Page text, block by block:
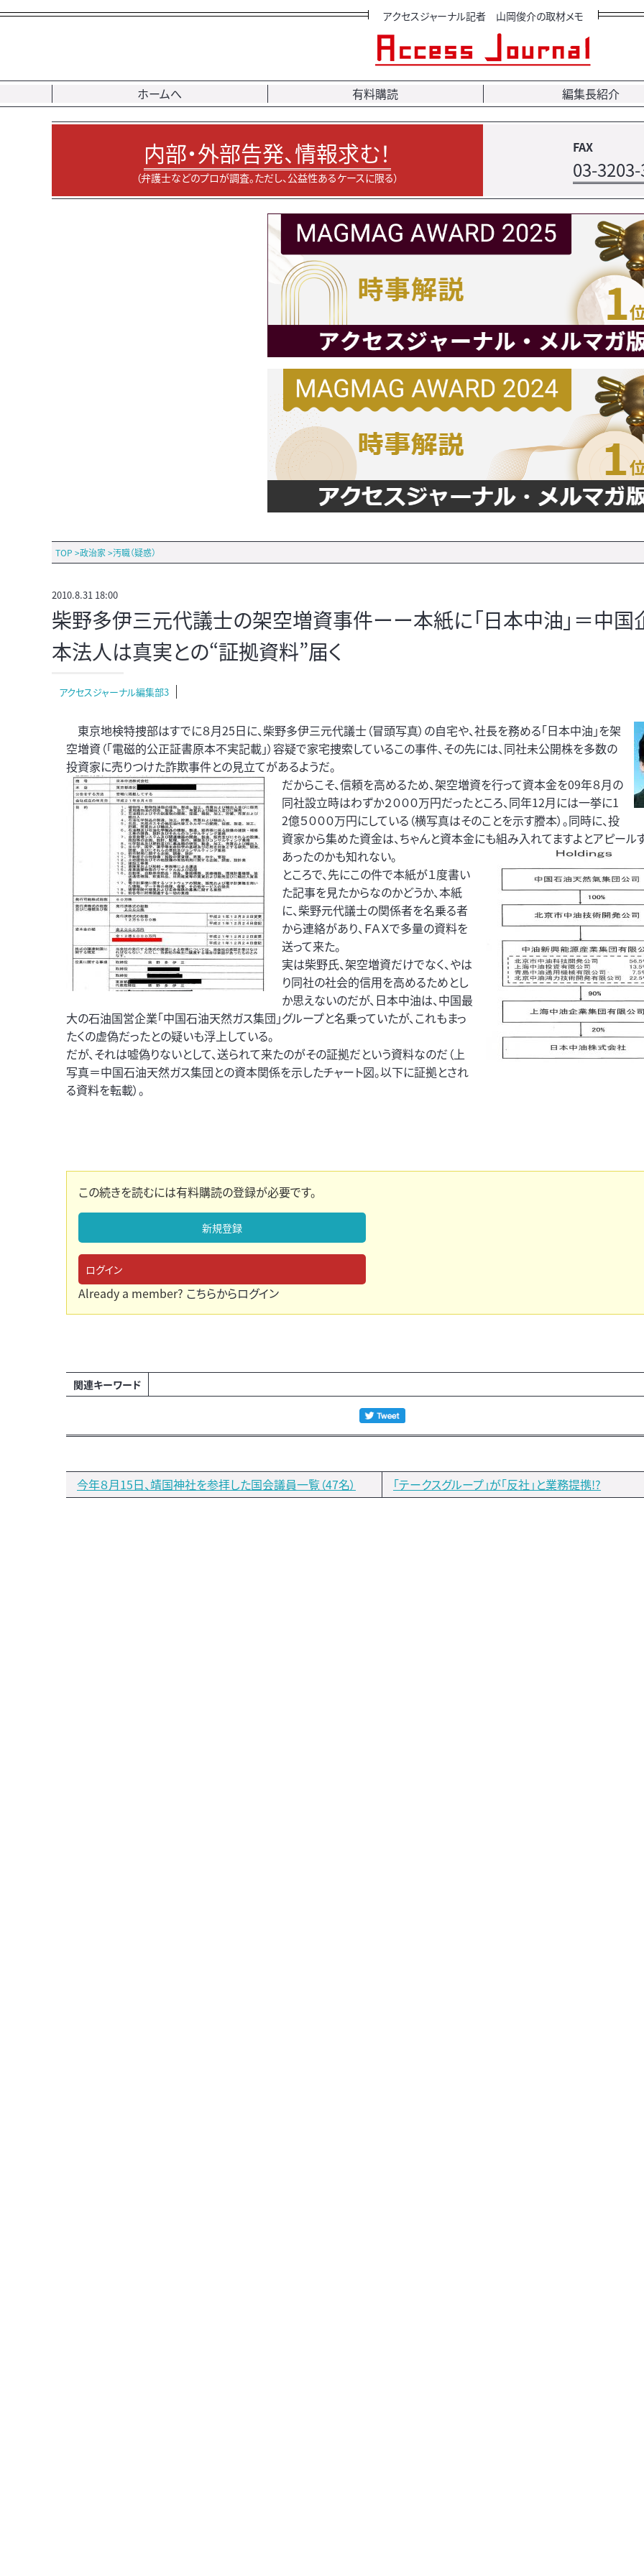
アクセスジャーナル記者 山岡俊介の取材メモ
ホームへ 有料購読 編集長紹介
内部・外部告発、情報求む！
（弁護士などのプロが調査。ただし、公益性あるケースに限る）
FAX
03-
TOP >政治家 >汚職（疑惑）
2010.8.31 18:00
柴野多伊三元代議士の架空増資事件ーー本紙に「日本中油」＝中国
本法人は真実との“証拠資料”届く
アクセスジャーナル編集部3
東京地検特捜部はすでに８月25日に、柴野多伊三元代議士（冒頭写真）の自宅や、社長を務める「日本中油」を架
空増資（「電磁的公正証書原本不実記載」）容疑で家宅捜索しているこの事件、その先には、同社未公開株を多数の
投資家に売りつけた詐欺事件との見立てがあるようだ。
だからこそ、信頼を高めるため、架空増資を行って資本金を09年８月の
同社設立時はわずか２０００万円だったところ、同年12月には一挙に1
2億５０００万円にしている（横写真はそのことを示す謄本）。同時に、投
資家から集めた資金は、ちゃんと資本金にも組み入れてますよとアピール
あったのかも知れない。
ところで、先にこの件で本紙が１度書い
た記事を見たからなのかどうか、本紙
に、柴野元代議士の関係者を名乗る者
から連絡があり、ＦＡＸで多量の資料を
送って来た。
実は柴野氏、架空増資だけでなく、やは
り同社の社会的信用を高めるためとし
か思えないのだが、日本中油は、中国最
大の石油国営企業「中国石油天然ガス集団」グループと名乗っていたが、これもまっ
たくの虚偽だったとの疑いも浮上している。
だが、それは嘘偽りないとして、送られて来たのがその証拠だという資料なのだ（上
写真＝中国石油天然ガス集団との資本関係を示したチャート図。以下に証拠とされ
る資料を転載）。
この続きを読むには有料購読の登録が必要です。
新規登録
ログイン
Already a member? こちらからログイン
関連キーワード
今年８月15日、靖国神社を参拝した国会議員一覧（47名） 「テークスグループ」が「反社」と業務提携!?